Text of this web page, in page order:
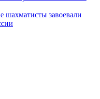
шахматисты завоевали